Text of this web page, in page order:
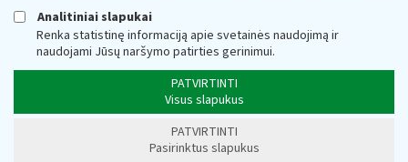
Analitiniai slapukai
Renka statistinę informaciją apie svetainės naudojimą ir
naudojami Jūsų naršymo patirties gerinimui.
PATVIRTINTI
Visus slapukus
PATVIRTINTI
Pasirinktus slapukus